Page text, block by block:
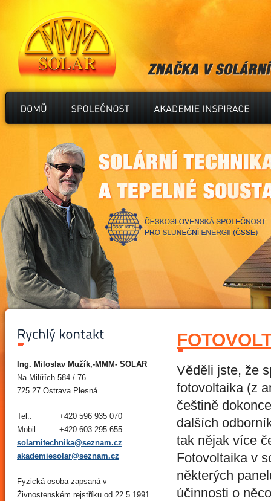
Ing. Miloslav Mužík,-MMM- SOLAR
Na Milířích 584 / 76
725 27 Ostrava Plesná
Tel.:
+420 596 935 070
Mobil.:
+420 603 295 655
solarnitechnika@seznam.cz
akademiesolar@seznam.cz
Fyzická osoba zapsaná v
Živnostenském rejstříku od 22.5.1991.
Věděli jste, že
fotovoltaika (z
češtině
dalších
tak nějak více
Fotovoltaika v
některých
účinnosti o